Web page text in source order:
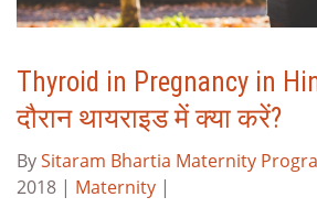
Thyroid in Pregnancy in
दौरान थायराइड में क्या करें?
BySitaram Bhartia Maternity
2018 | Maternity |